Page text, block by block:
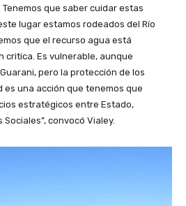
que saber cuidar estas
lugar estamos rodeados del Río
que el recurso agua está
critica. Es vulnerable, aunque
pero la protección de los
es una acción que tenemos que
estratégicos entre Estado,
convocó Vialey.